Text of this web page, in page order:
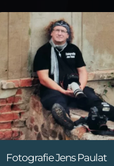
Fotografie Jens Paulat